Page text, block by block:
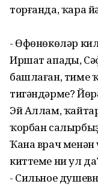
торғанда, ҡара
- Өфөнөкөләр
Иршат апаңды,
башлаған, тиме
тигәндәрме?
Эй Аллам,
ҡорбан
Ҡана врач
киттеме ни ул
- Сильное